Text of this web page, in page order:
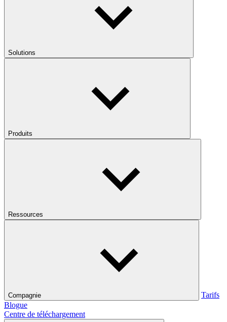
Solutions
Produits
Ressources
Compagnie
Tarifs
Blogue
Centre de téléchargement